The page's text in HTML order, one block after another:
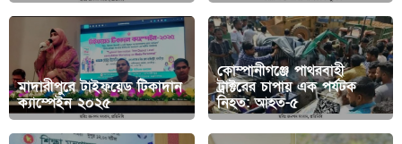
মাদারীপুরে টাইফয়েড টিকাদান
ক্যাম্পেইন ২০২৫
কোম্পানীগঞ্জে পাথরবাহী
ট্রাক্টরের চাপায় এক পর্যটক
নিহত: আহত-৫